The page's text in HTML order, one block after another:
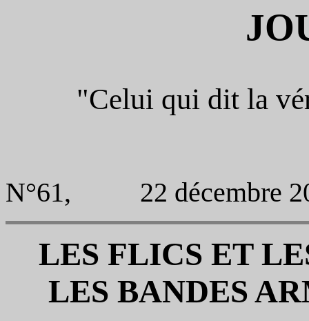
"Celui qui dit la
N°61, 22 décembre
LES FLICS ET
LES BANDES